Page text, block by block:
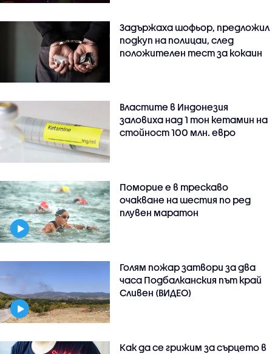
Задържаха шофьор, предложил
подкуп на полицаи, след
положителен тест за кокаин
Властите в Индонезия
заловиха над 1 тон кетамин на
стойност 100 млн. евро
Поморие е в трескаво
очакване на шестия по ред
плувен маратон
Голям пожар затвори за два
часа Подбалканския път край
Сливен (ВИДЕО)
Как да се грижим за сърцето в